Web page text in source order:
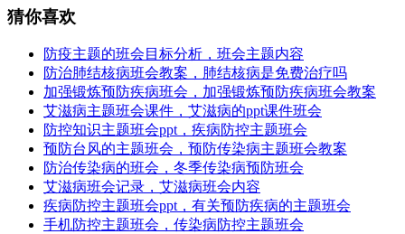
猜你喜欢
防疫主题的班会目标分析，班会主题内容
防治肺结核病班会教案，肺结核病是免费治疗吗
加强锻炼预防疾病班会，加强锻炼预防疾病班会教案
艾滋病主题班会课件，艾滋病的ppt课件班会
防控知识主题班会ppt，疾病防控主题班会
预防台风的主题班会，预防传染病主题班会教案
防治传染病的班会，冬季传染病预防班会
艾滋病班会记录，艾滋病班会内容
疾病防控主题班会ppt，有关预防疾病的主题班会
手机防控主题班会，传染病防控主题班会